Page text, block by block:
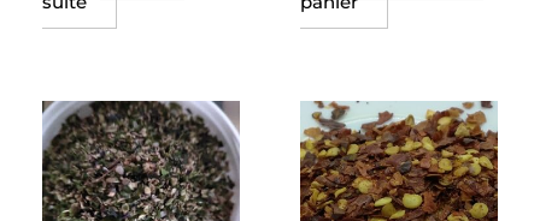
de
prix :
2.90€
à
29.00€
Ce
produit
a
plusieurs
variations.